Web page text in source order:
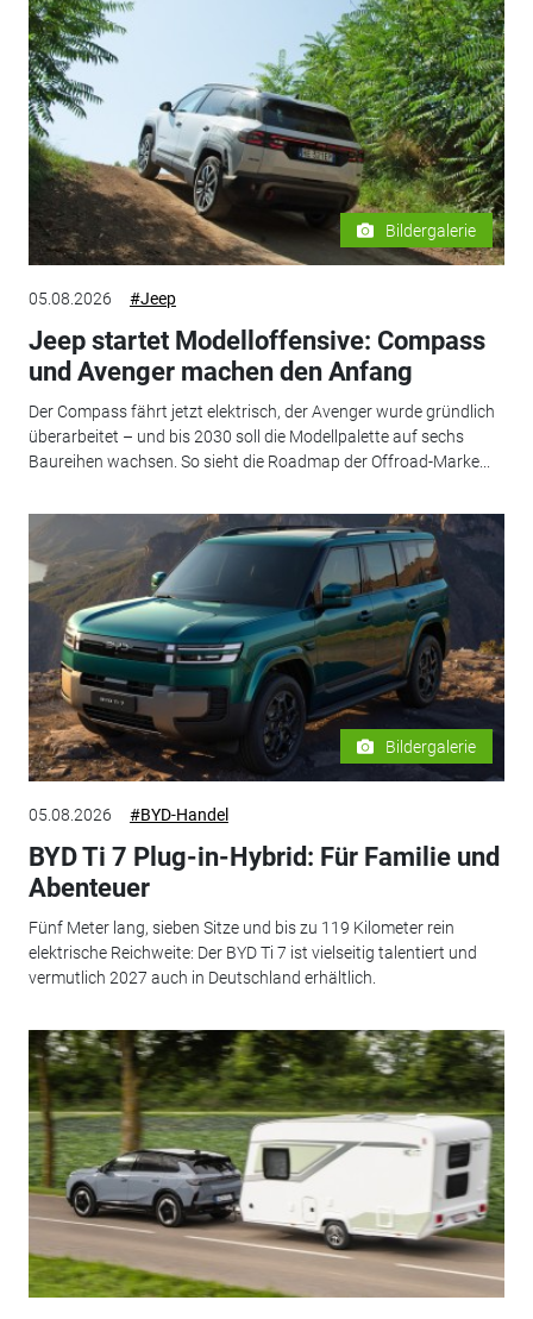
Bildergalerie
05.08.2026 #Jeep
Jeep startet Modelloffensive: Compass
und Avenger machen den Anfang
Der Compass fährt jetzt elektrisch, der Avenger wurde gründlich
überarbeitet – und bis 2030 soll die Modellpalette auf sechs
Baureihen wachsen. So sieht die Roadmap der Offroad-Marke...
Bildergalerie
05.08.2026 #BYD-Handel
BYD Ti 7 Plug-in-Hybrid: Für Familie und
Abenteuer
Fünf Meter lang, sieben Sitze und bis zu 119 Kilometer rein
elektrische Reichweite: Der BYD Ti 7 ist vielseitig talentiert und
vermutlich 2027 auch in Deutschland erhältlich.